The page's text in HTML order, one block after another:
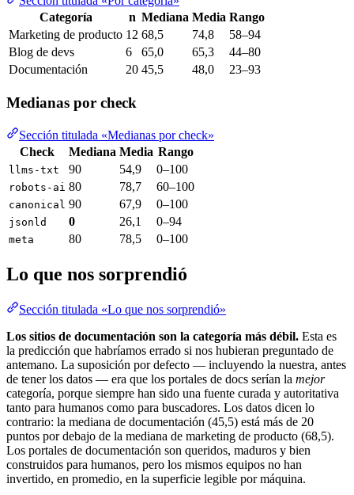
Categoría
n Mediana Media Rango
Marketing de producto 12 68,5 74,8
58–94
Blog de devs
6 65,0 65,3
44–80
Documentación
20 45,5 48,0 23–93
Medianas por check
Sección titulada «Medianas por check»
Check
Mediana Media Rango
llms-txt 90 54,9 0–100
robots-ai 80 78,7 60–100
canonical 90 67,9 0–100
jsonld 0 26,1 0–94
meta 80 78,5 0–100
Lo que nos sorprendió
Sección titulada «Lo que nos sorprendió»
Los sitios de documentación son la categoría más débil. Esta es
la predicción que habríamos errado si nos hubieran preguntado de
antemano. La suposición por defecto — incluyendo la nuestra, antes
de tener los datos — era que los portales de docs serían la mejor
categoría, porque siempre han sido una fuente curada y autoritativa
tanto para humanos como para buscadores. Los datos dicen lo
contrario: la mediana de documentación (45,5) está más de 20
puntos por debajo de la mediana de marketing de producto (68,5).
Los portales de documentación son queridos, maduros y bien
construidos para humanos, pero los mismos equipos no han
invertido, en promedio, en la superficie legible por máquina.